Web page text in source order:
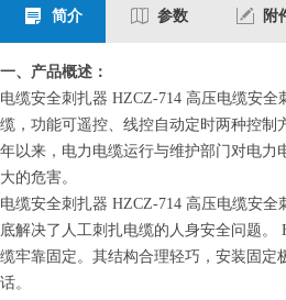
简介 参数 附
一、产品概述：
电缆安全刺扎器 HZCZ-714 高压电缆安
缆，功能可遥控、线控自动定时两种控
年以来，电力电缆运行与维护部门对电力
大的危害。
电缆安全刺扎器 HZCZ-714 高压电缆安全
底解决了人工刺扎电缆的人身安全问题
缆牢靠固定。其结构合理轻巧，安装固
话。